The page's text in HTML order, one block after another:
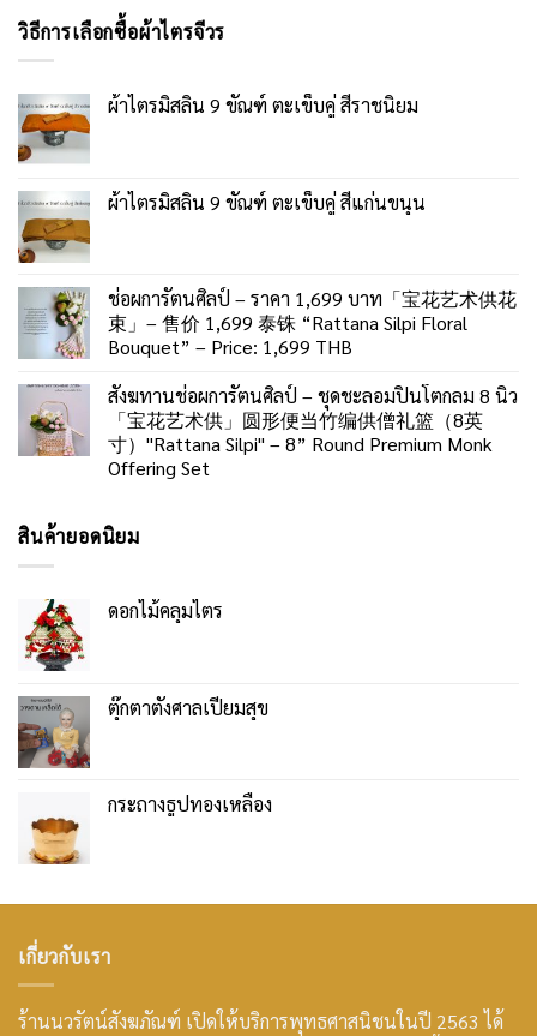
วิธีการเลือกซื้อผ้าไตรจีวร
ผ้าไตรมิสลิน 9 ขัณฑ์ ตะเข็บคู่ สีราชนิยม
ผ้าไตรมิสลิน 9 ขัณฑ์ ตะเข็บคู่ สีแก่นขนุน
ช่อผการัตนศิลป์ – ราคา 1,699 บาท「宝花艺术供花
束」– 售价 1,699 泰铢 “Rattana Silpi Floral
Bouquet” – Price: 1,699 THB
สังฆทานช่อผการัตนศิลป์ – ชุดชะลอมปิ่นโตกลม 8 นิ้ว
「宝花艺术供」圆形便当竹编供僧礼篮（8英
寸）"Rattana Silpi" – 8” Round Premium Monk
Offering Set
สินค้ายอดนิยม
ดอกไม้คลุมไตร
ตุ๊กตาตั้งศาลเปี่ยมสุข
กระถางธูปทองเหลือง
เกี่ยวกับเรา
ร้านนวรัตน์สังฆภัณฑ์ เปิดให้บริการพุทธศาสนิชนในปี 2563 ได้